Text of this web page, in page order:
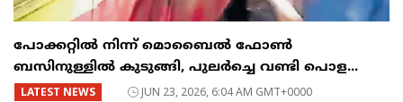
പോക്കറ്റിൽ നിന്ന് മൊബൈൽ ഫോൺ
ബസിനുള്ളിൽ കുടുങ്ങി, പുലർച്ചെ വണ്ടി പൊള...
LATEST NEWS JUN 23, 2026, 6:04 AM GMT+0000